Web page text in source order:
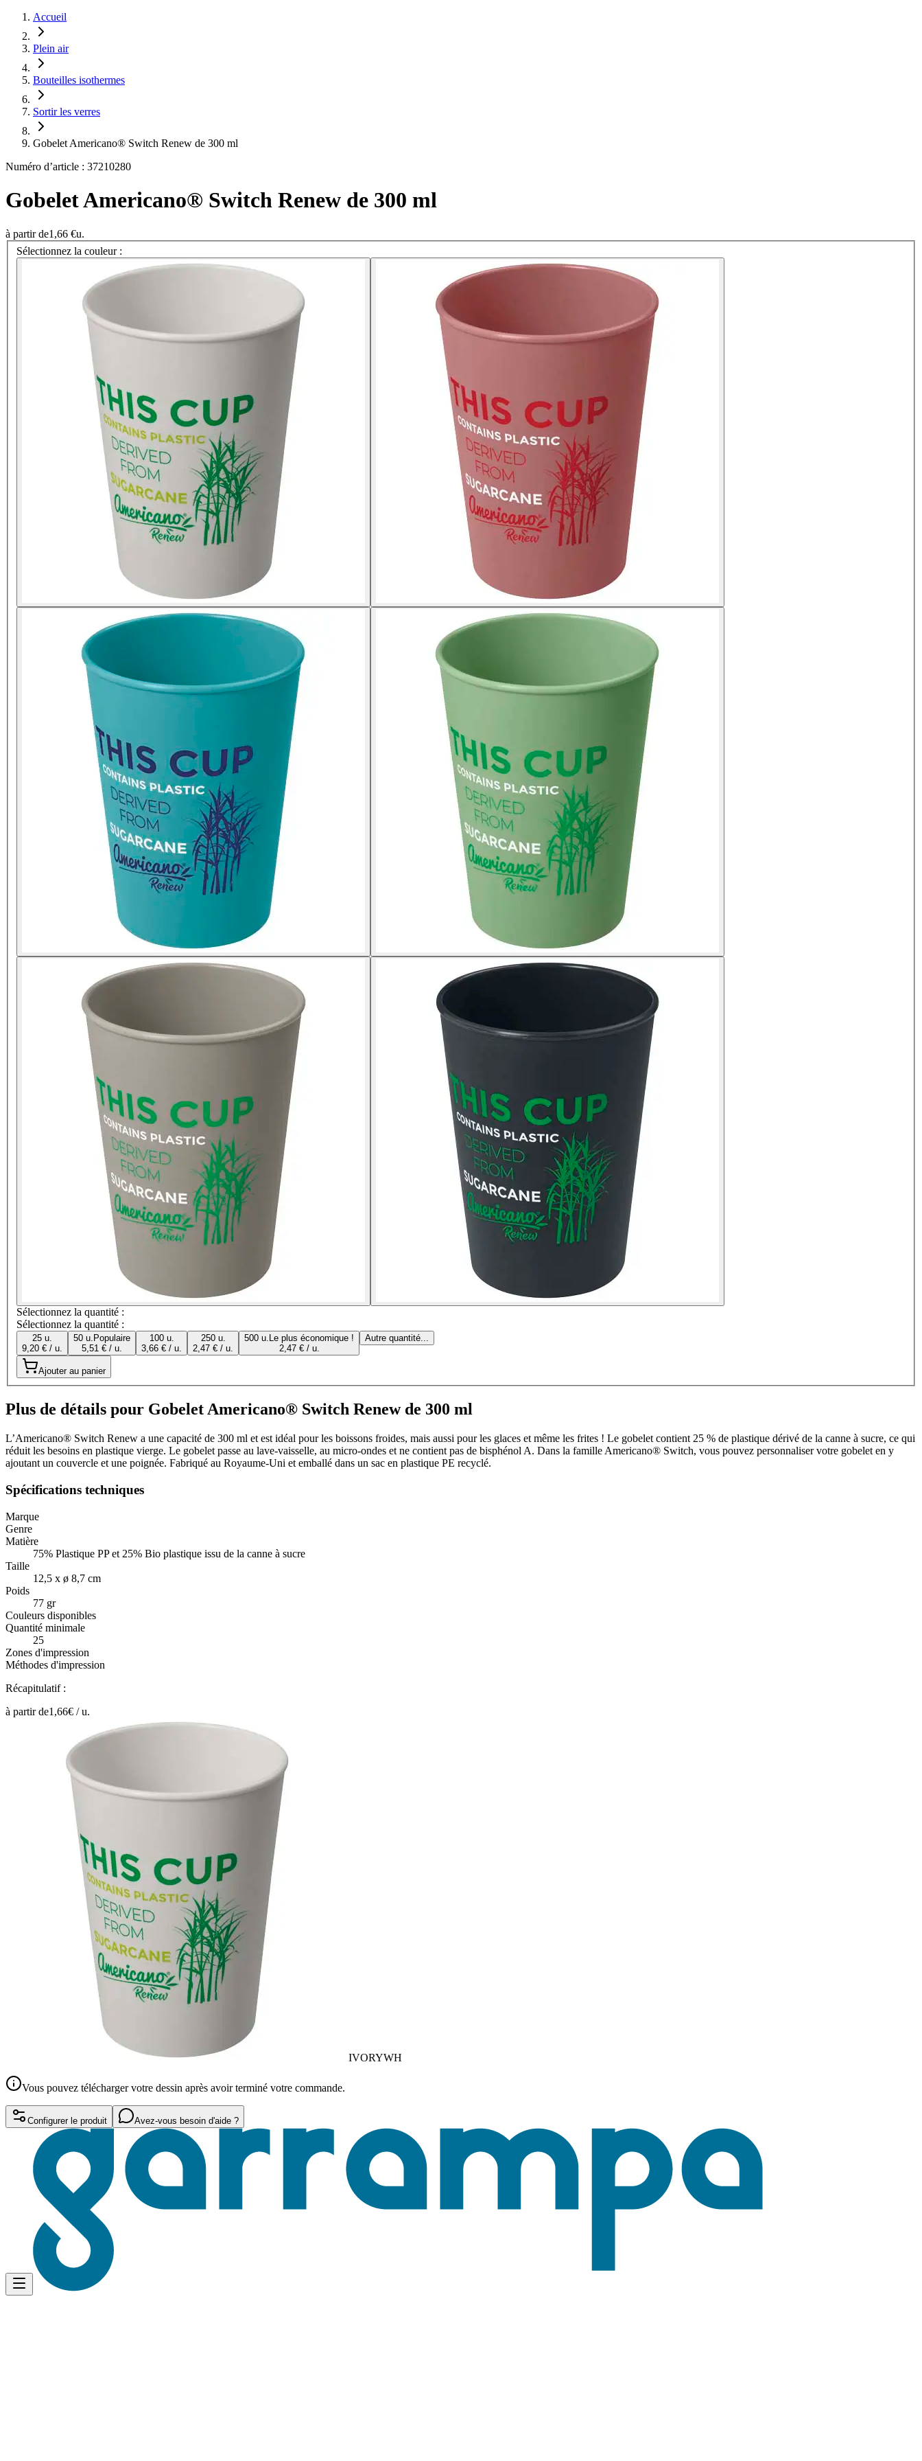
Accueil
Plein air
Bouteilles isothermes
Sortir les verres
Gobelet Americano® Switch Renew de 300 ml
Numéro d’article : 37210280
Gobelet Americano® Switch Renew de 300 ml
à partir de1,66 €u.
Sélectionnez la couleur :
Sélectionnez la quantité :
Sélectionnez la quantité :
25 u.
9,20 € / u.
50 u. Populaire
5,51 € / u.
100 u.
3,66 € / u.
250 u.
2,47 € / u.
500 u. Le plus économique !
2,47 € / u.
Autre quantité...
Ajouter au panier
Plus de détails pour Gobelet Americano® Switch Renew de 300 ml
L’Americano® Switch Renew a une capacité de 300 ml et est idéal pour les boissons froides, mais aussi pour les glaces et même les frites ! Le gobelet contient 25 % de plastique dérivé de la canne à sucre, ce qui
réduit les besoins en plastique vierge. Le gobelet passe au lave-vaisselle, au micro-ondes et ne contient pas de bisphénol A. Dans la famille Americano® Switch, vous pouvez personnaliser votre gobelet en y
ajoutant un couvercle et une poignée. Fabriqué au Royaume-Uni et emballé dans un sac en plastique PE recyclé.
Spécifications techniques
Marque
Genre
Matière
75% Plastique PP et 25% Bio plastique issu de la canne à sucre
Taille
12,5 x ø 8,7 cm
Poids
77 gr
Couleurs disponibles
Quantité minimale
25
Zones d'impression
Méthodes d'impression
Récapitulatif :
à partir de1,66€ /u.
IVORYWH
Vous pouvez télécharger votre dessin après avoir terminé votre commande.
Configurer le produit Avez-vous besoin d'aide ?